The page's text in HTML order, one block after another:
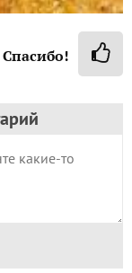
Спасибо!